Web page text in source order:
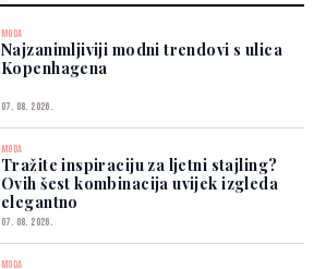
MODA
Najzanimljiviji modni trendovi s ulica
Kopenhagena
07. 08. 2026.
MODA
Tražite inspiraciju za ljetni stajling?
Ovih šest kombinacija uvijek izgleda
elegantno
07. 08. 2026.
MODA